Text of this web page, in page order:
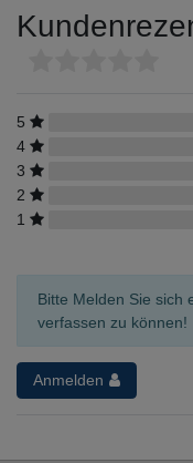
5
4
3
2
1
Bitte Melden Sie sich
verfassen zu können!
Anmelden